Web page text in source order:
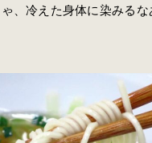
、冷えた身体に染みる